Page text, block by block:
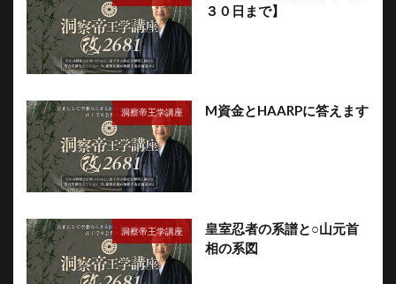
３０日まで】
洞察帝王学講座 M資金とHAARPに答えます
洞察帝王学講座
皇室忍者の系譜と○山元首
相の系図